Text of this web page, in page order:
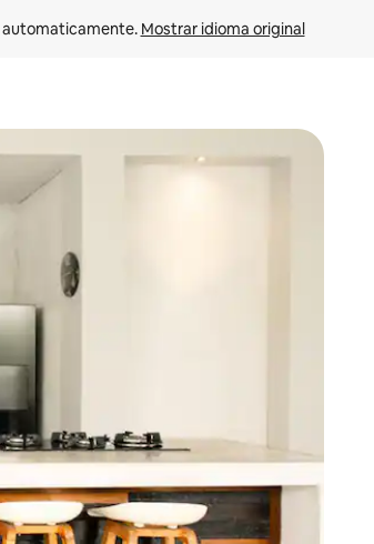
Mostrar idioma original
baixo do teclado ou tocando e deslizando o